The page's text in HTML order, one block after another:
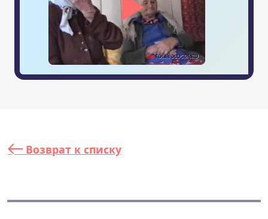
видео
Возврат к списку